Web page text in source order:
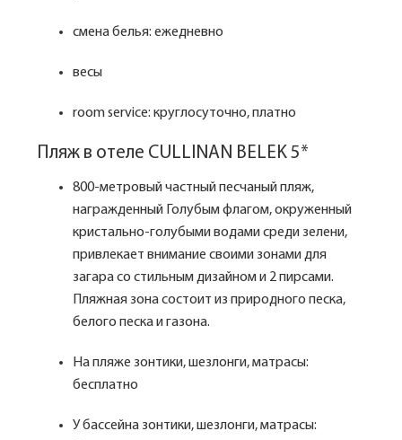
смена белья: ежедневно
весы
room service: круглосуточно, платно
Пляж в отеле CULLINAN BELEK 5*
800-метровый частный песчаный пляж,
награжденный Голубым флагом, окруженный
кристально-голубыми водами среди зелени,
привлекает внимание своими зонами для
загара со стильным дизайном и 2 пирсами.
Пляжная зона состоит из природного песка,
белого песка и газона.
На пляже зонтики, шезлонги, матрасы:
бесплатно
У бассейна зонтики, шезлонги, матрасы: